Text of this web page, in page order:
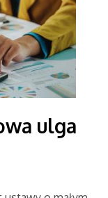
ulga